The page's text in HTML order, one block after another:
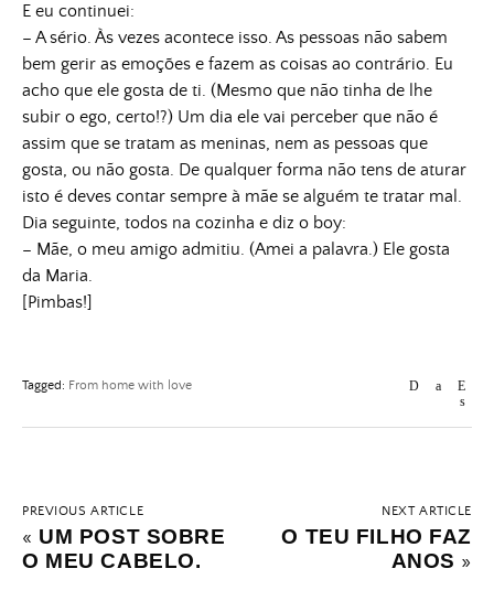
E eu continuei:
– A sério. Às vezes acontece isso. As pessoas não sabem
bem gerir as emoções e fazem as coisas ao contrário. Eu
acho que ele gosta de ti. (Mesmo que não tinha de lhe
subir o ego, certo!?) Um dia ele vai perceber que não é
assim que se tratam as meninas, nem as pessoas que
gosta, ou não gosta. De qualquer forma não tens de aturar
isto é deves contar sempre à mãe se alguém te tratar mal.
Dia seguinte, todos na cozinha e diz o boy:
– Mãe, o meu amigo admitiu. (Amei a palavra.) Ele gosta
da Maria.
[Pimbas!]
Tagged: From home with love
PREVIOUS ARTICLE
« UM POST SOBRE
O MEU CABELO.
NEXT ARTICLE
O TEU FILHO FAZ
ANOS »